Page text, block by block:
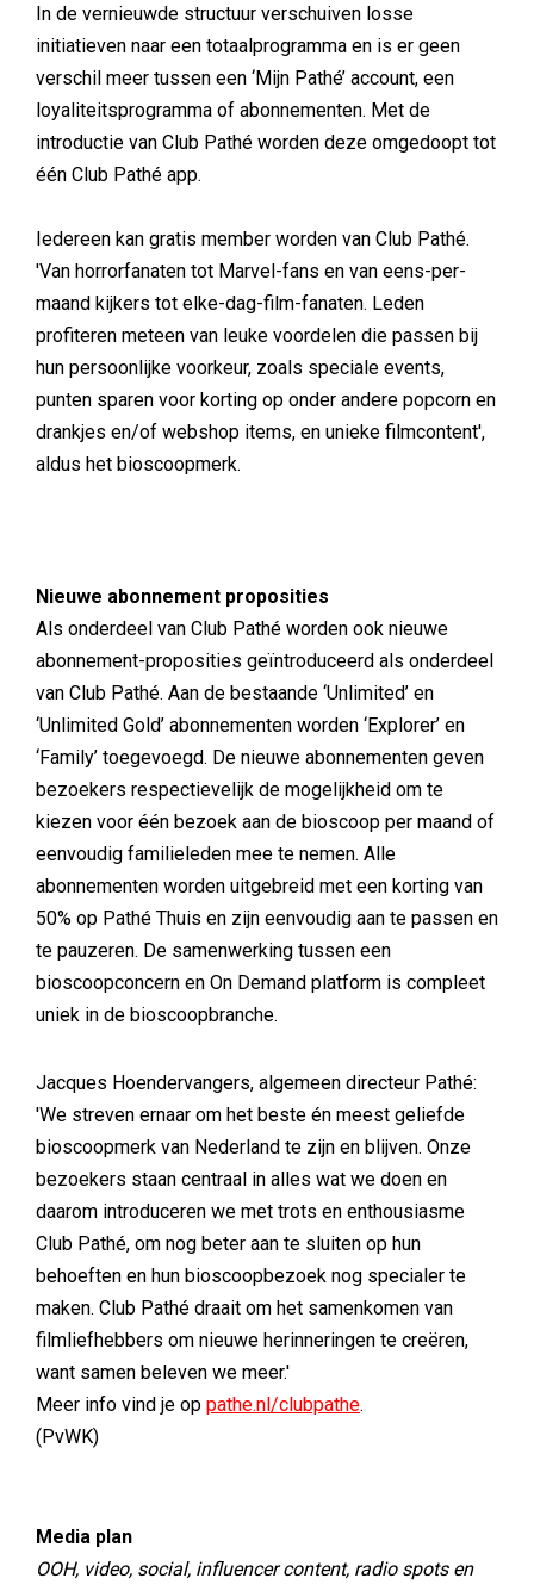
In de vernieuwde structuur verschuiven losse
initiatieven naar een totaalprogramma en is er geen
verschil meer tussen een ‘Mijn Pathé’ account, een
loyaliteitsprogramma of abonnementen. Met de
introductie van Club Pathé worden deze omgedoopt tot
één Club Pathé app.
Iedereen kan gratis member worden van Club Pathé.
'Van horrorfanaten tot Marvel-fans en van eens-per-
maand kijkers tot elke-dag-film-fanaten. Leden
profiteren meteen van leuke voordelen die passen bij
hun persoonlijke voorkeur, zoals speciale events,
punten sparen voor korting op onder andere popcorn en
drankjes en/of webshop items, en unieke filmcontent',
aldus het bioscoopmerk.
Nieuwe abonnement proposities
Als onderdeel van Club Pathé worden ook nieuwe
abonnement-proposities geïntroduceerd als onderdeel
van Club Pathé. Aan de bestaande ‘Unlimited’ en
‘Unlimited Gold’ abonnementen worden ‘Explorer’ en
‘Family’ toegevoegd. De nieuwe abonnementen geven
bezoekers respectievelijk de mogelijkheid om te
kiezen voor één bezoek aan de bioscoop per maand of
eenvoudig familieleden mee te nemen. Alle
abonnementen worden uitgebreid met een korting van
50% op Pathé Thuis en zijn eenvoudig aan te passen en
te pauzeren. De samenwerking tussen een
bioscoopconcern en On Demand platform is compleet
uniek in de bioscoopbranche.
Jacques Hoendervangers, algemeen directeur Pathé:
'We streven ernaar om het beste én meest geliefde
bioscoopmerk van Nederland te zijn en blijven. Onze
bezoekers staan centraal in alles wat we doen en
daarom introduceren we met trots en enthousiasme
Club Pathé, om nog beter aan te sluiten op hun
behoeften en hun bioscoopbezoek nog specialer te
maken. Club Pathé draait om het samenkomen van
filmliefhebbers om nieuwe herinneringen te creëren,
want samen beleven we meer.'
Meer info vind je op pathe.nl/clubpathe.
(PvWK)
Media plan
OOH, video, social, influencer content, radio spots en